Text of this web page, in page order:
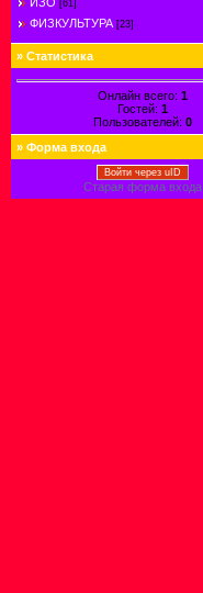
[61]
ФИЗКУЛЬТУРА [23]
» Статистика
Онлайн всего: 1
Гостей: 1
Пользователей: 0
» Форма входа
Войти через uID
Старая форма входа